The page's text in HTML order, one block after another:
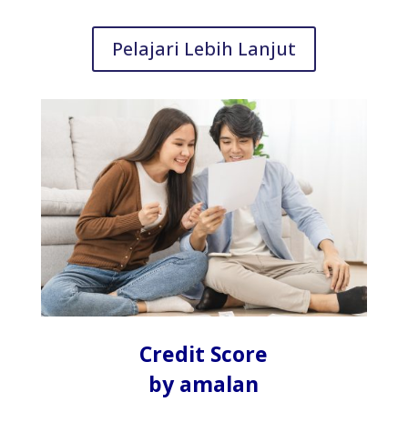
Pelajari Lebih Lanjut
Credit Score
by amalan